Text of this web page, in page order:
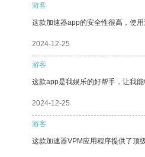
游客
这款加速器app的安全性很高，使
2024-12-25
游客
这款app是我娱乐的好帮手，让我能
2024-12-25
游客
这款加速器VPM应用程序提供了顶